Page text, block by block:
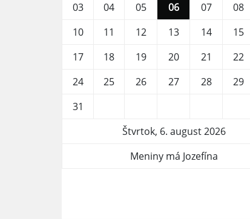
03
04 05 06 07 08
10
11 12 13 14 15
17
18 19 20 21 22
24
25 26 27 28 29
31
Štvrtok, 6. august 2026
Meniny má Jozefína